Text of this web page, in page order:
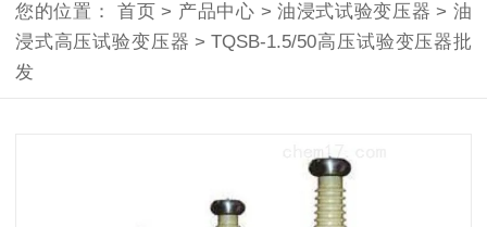
您的位置： 首页 > 产品中心 > 油浸式试验变压器 > 油
浸式高压试验变压器 > TQSB-1.5/50高压试验变压器批
发